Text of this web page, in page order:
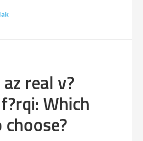
real v?
Which